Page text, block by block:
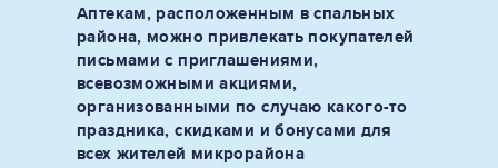
Аптекам, расположенным в спальных
района, можно привлекать покупателей
письмами с приглашениями,
всевозможными акциями,
организованными по случаю какого-то
праздника, скидками и бонусами для
всех жителей микрорайона